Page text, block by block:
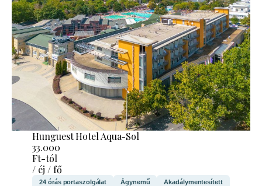
Hunguest Hotel Aqua-Sol
33.000
Ft-tól
/ éj / fő
24 órás portaszolgálat Ágynemű Akadálymentesített